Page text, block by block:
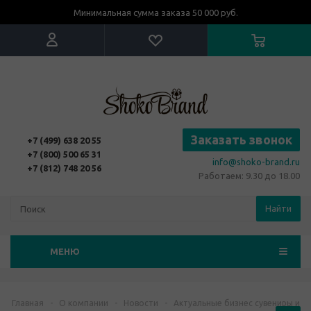
Минимальная сумма заказа 50 000 руб.
+7 (499) 638 20 55
+7 (800) 500 65 31
+7 (812) 748 20 56
Заказать звонок
info@shoko-brand.ru
Работаем: 9.30 до 18.00
Найти
МЕНЮ
Главная - О компании - Новости -
Актуальные бизнес сувениры и